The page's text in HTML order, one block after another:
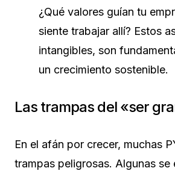
¿Qué valores guían tu
siente trabajar allí? Estos
intangibles, son
un crecimiento sostenible.
Las trampas del «ser
En el afán por crecer, muchas
trampas peligrosas. Algunas se